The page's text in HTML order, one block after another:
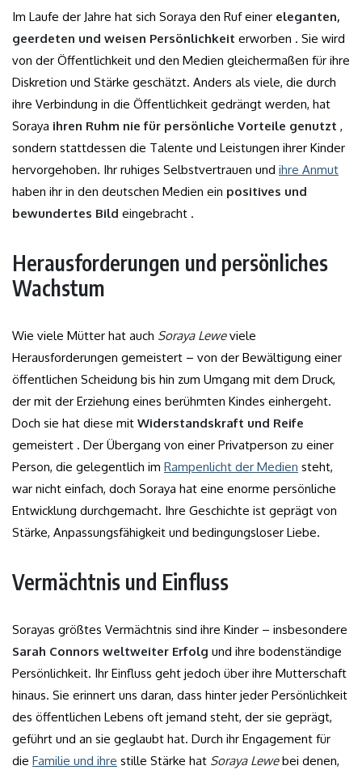
Im Laufe der Jahre hat sich Soraya den Ruf einer eleganten,
geerdeten und weisen Persönlichkeit erworben . Sie wird
von der Öffentlichkeit und den Medien gleichermaßen für ihre
Diskretion und Stärke geschätzt. Anders als viele, die durch
ihre Verbindung in die Öffentlichkeit gedrängt werden, hat
Soraya ihren Ruhm nie für persönliche Vorteile genutzt ,
sondern stattdessen die Talente und Leistungen ihrer Kinder
hervorgehoben. Ihr ruhiges Selbstvertrauen und ihre Anmut
haben ihr in den deutschen Medien ein positives und
bewundertes Bild eingebracht .
Herausforderungen und persönliches
Wachstum
Wie viele Mütter hat auch Soraya Leweviele
Herausforderungen gemeistert – von der Bewältigung einer
öffentlichen Scheidung bis hin zum Umgang mit dem Druck,
der mit der Erziehung eines berühmten Kindes einhergeht.
Doch sie hat diese mit Widerstandskraft und Reife
gemeistert . Der Übergang von einer Privatperson zu einer
Person, die gelegentlich im Rampenlicht der Medien steht,
war nicht einfach, doch Soraya hat eine enorme persönliche
Entwicklung durchgemacht. Ihre Geschichte ist geprägt von
Stärke, Anpassungsfähigkeit und bedingungsloser Liebe.
Vermächtnis und Einfluss
Sorayas größtes Vermächtnis sind ihre Kinder – insbesondere
Sarah Connors weltweiter Erfolg und ihre bodenständige
Persönlichkeit. Ihr Einfluss geht jedoch über ihre Mutterschaft
hinaus. Sie erinnert uns daran, dass hinter jeder Persönlichkeit
des öffentlichen Lebens oft jemand steht, der sie geprägt,
geführt und an sie geglaubt hat. Durch ihr Engagement für
die Familie und ihre stille Stärke hat Soraya Lewebei denen,